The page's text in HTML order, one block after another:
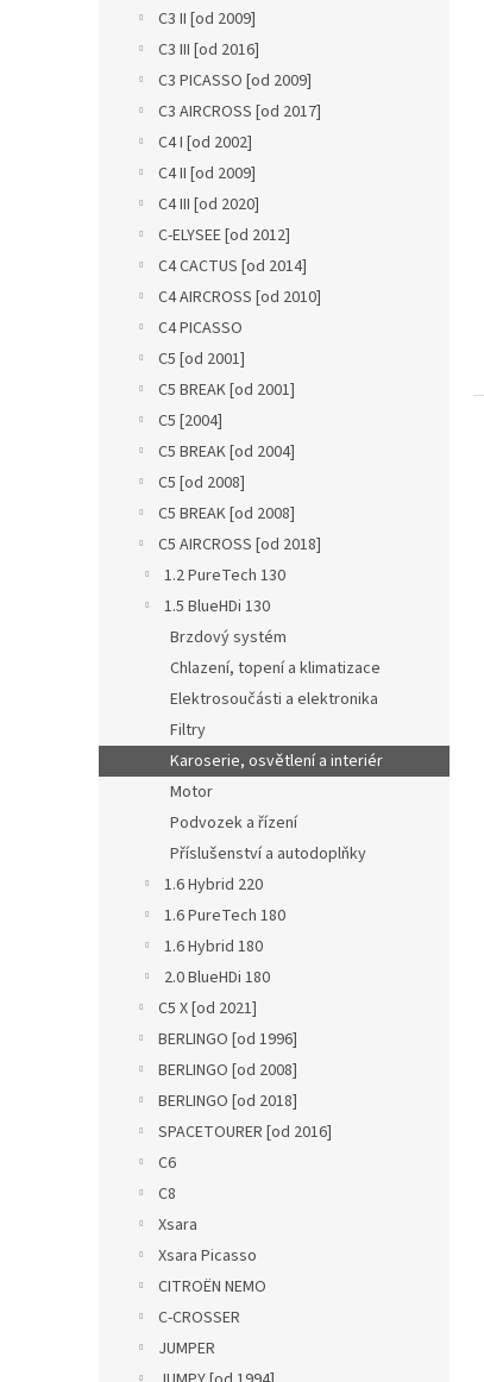
C3 II [od 2009]
C3 III [od 2016]
C3 PICASSO [od 2009]
C3 AIRCROSS [od 2017]
C4 I [od 2002]
C4 II [od 2009]
C4 III [od 2020]
C-ELYSEE [od 2012]
C4 CACTUS [od 2014]
C4 AIRCROSS [od 2010]
C4 PICASSO
C5 [od 2001]
C5 BREAK [od 2001]
C5 [2004]
C5 BREAK [od 2004]
C5 [od 2008]
C5 BREAK [od 2008]
C5 AIRCROSS [od 2018]
1.2 PureTech 130
1.5 BlueHDi 130
Brzdový systém
Chlazení, topení a klimatizace
Elektrosoučásti a elektronika
Filtry
Karoserie, osvětlení a interiér
Motor
Podvozek a řízení
Příslušenství a autodoplňky
1.6 Hybrid 220
1.6 PureTech 180
1.6 Hybrid 180
2.0 BlueHDi 180
C5 X [od 2021]
BERLINGO [od 1996]
BERLINGO [od 2008]
BERLINGO [od 2018]
SPACETOURER [od 2016]
C6
C8
Xsara
Xsara Picasso
CITROËN NEMO
C-CROSSER
JUMPER